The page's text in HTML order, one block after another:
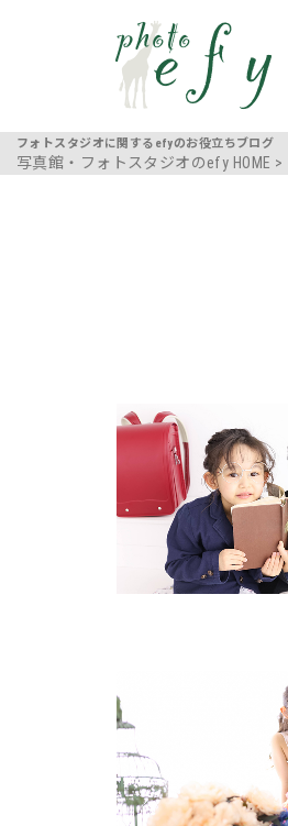
フォトスタジオに関するefyのお役立ちブログ
写真館・フォトスタジオのefy HOME >